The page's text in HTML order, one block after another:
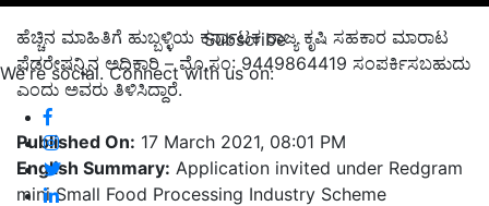
Subscribe
We're social. Connect with us on:
ಹೆಚ್ಚಿನ ಮಾಹಿತಿಗೆ ಹುಬ್ಬಳ್ಳಿಯ ಕರ್ನಾಟಕ ರಾಜ್ಯ ಕೃಷಿ ಸಹಕಾರ ಮಾರಾಟ
ಫೆಡರೇಷನ್ನಿನ ಅಧಿಕಾರಿ – ಮೊ.ಸಂ: 9449864419 ಸಂಪರ್ಕಿಸಬಹುದು
ಎಂದು ಅವರು ತಿಳಿಸಿದ್ದಾರೆ.
Published On: 17 March 2021, 08:01 PM
English Summary: Application invited under Redgram
mini Small Food Processing Industry Scheme